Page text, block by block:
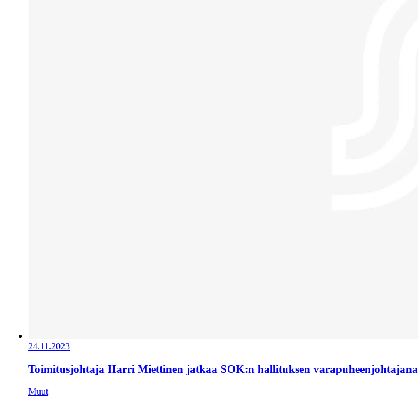
24.11.2023
Toimitusjohtaja Harri Miettinen jatkaa SOK:n hallituksen varapuheenjohtajana
Muut